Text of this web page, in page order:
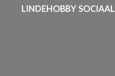
LINDEHOBBY SOCIAAL